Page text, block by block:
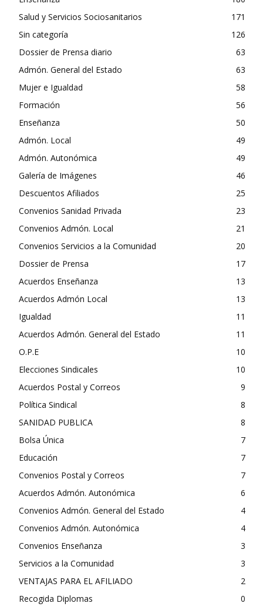
Salud y Servicios Sociosanitarios
171
Sin categoría
126
Dossier de Prensa diario
63
Admón. General del Estado
63
Mujer e Igualdad
58
Formación
56
Enseñanza
50
Admón. Local
49
Admón. Autonómica
49
Galería de Imágenes
46
Descuentos Afiliados
25
Convenios Sanidad Privada
23
Convenios Admón. Local
21
Convenios Servicios a la Comunidad
20
Dossier de Prensa
17
Acuerdos Enseñanza
13
Acuerdos Admón Local
13
Igualdad
11
Acuerdos Admón. General del Estado
11
O.P.E
10
Elecciones Sindicales
10
Acuerdos Postal y Correos
9
Política Sindical
8
SANIDAD PUBLICA
8
Bolsa Única
7
Educación
7
Convenios Postal y Correos
7
Acuerdos Admón. Autonómica
6
Convenios Admón. General del Estado
4
Convenios Admón. Autonómica
4
Convenios Enseñanza
3
Servicios a la Comunidad
3
VENTAJAS PARA EL AFILIADO
2
Recogida Diplomas
0